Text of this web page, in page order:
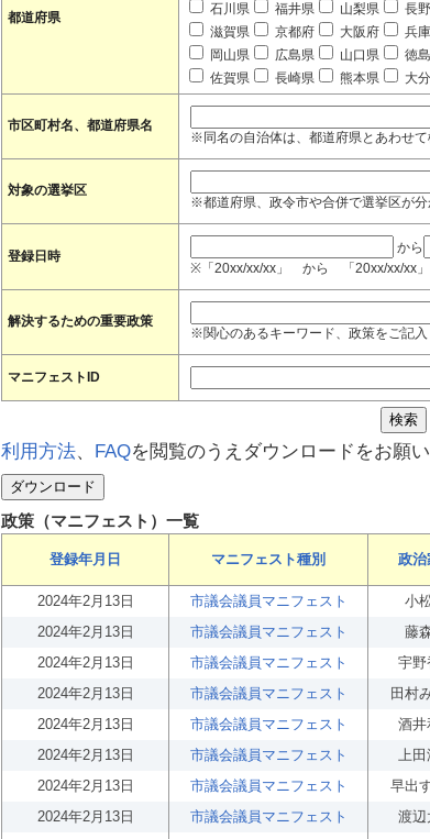
都道府県
石川県
福井県 山梨県 長
滋賀県
京都府 大阪府 兵
岡山県
広島県 山口県 徳
佐賀県
長崎県 熊本県 大
市区町村名、都道府県名
※同名の自治体は、都道府県とあわせて
対象の選挙区
※都道府県、政令市や合併で選挙区が分
登録日時
から
※「20xx/xx/xx」 から 「20xx/xx/xx」
解決するための重要政策
※関心のあるキーワード、政策をご記入
マニフェストID
利用方法、 FAQを閲覧のうえダウンロードをお願い
政策（マニフェスト）一覧
登録年月日 マニフェスト種別 政治
2024年2月13日
市議会議員マニフェスト 小
2024年2月13日
市議会議員マニフェスト 藤
2024年2月13日
市議会議員マニフェスト 宇野
2024年2月13日
市議会議員マニフェスト 田村
2024年2月13日
市議会議員マニフェスト 酒井
2024年2月13日
市議会議員マニフェスト 上田
2024年2月13日
市議会議員マニフェスト 早出
2024年2月13日
市議会議員マニフェスト 渡辺